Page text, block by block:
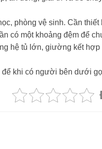
phòng vệ sinh. Cần thiết
có một khoảng đệm để
hệ tủ lớn, giường kết
khi có người bên dưới